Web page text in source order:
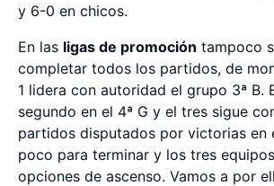
y 6-0 en chicos.
En las ligas de promoción tampoco
completar todos los partidos, de
1 lidera con autoridad el grupo 3ª B.
segundo en el 4ª G y el tres sigue
partidos disputados por victorias en
poco para terminar y los tres
opciones de ascenso. Vamos a por